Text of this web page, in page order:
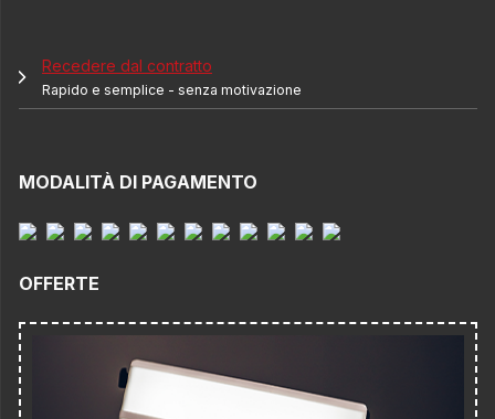
Recedere dal contratto
Rapido e semplice - senza motivazione
MODALITÀ DI PAGAMENTO
OFFERTE